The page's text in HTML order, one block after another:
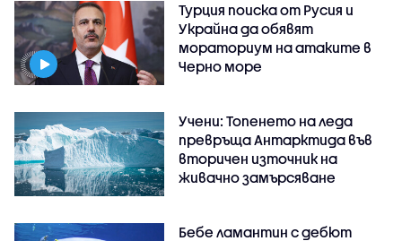
Турция поиска от Русия и
Украйна да обявят
мораториум на атаките в
Черно море
Учени: Топенето на леда
превръща Антарктида във
вторичен източник на
живачно замърсяване
Бебе ламантин с дебют